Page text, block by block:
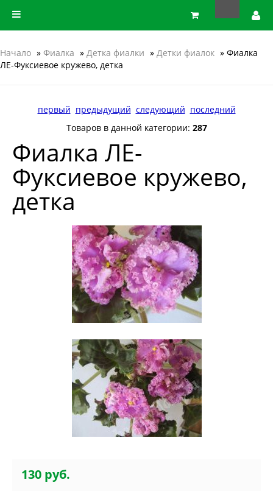
Начало » Фиалка » Детка фиалки » Детки фиалок » Фиалка
ЛЕ-Фуксиевое кружево, детка
первый предыдущий следующий последний
Товаров в данной категории: 287
Фиалка ЛЕ-
Фуксиевое кружево,
детка
130 руб.